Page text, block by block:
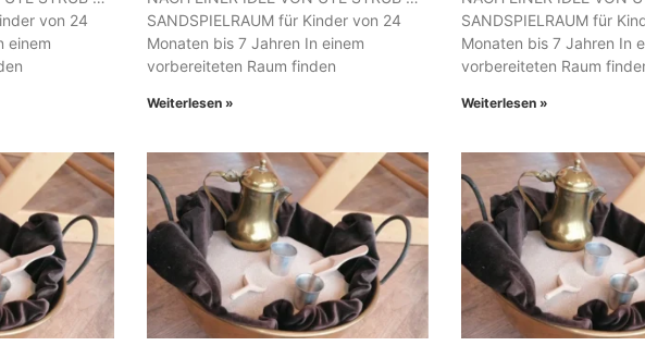
von 24
einem
SANDSPIELRAUM für Kinder von 24
Monaten bis 7 Jahren In einem
vorbereiteten Raum finden
Weiterlesen »
SANDSPIELRAUM für
Monaten bis 7 Jahren In
vorbereiteten Raum
Weiterlesen »